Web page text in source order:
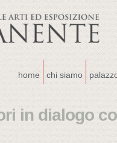
home chi siamo
in dialogo